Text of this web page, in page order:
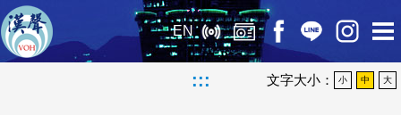
EN
::: 文字大小： 小 中 大